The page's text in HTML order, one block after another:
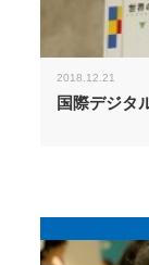
2018.12.21
国際デジタ